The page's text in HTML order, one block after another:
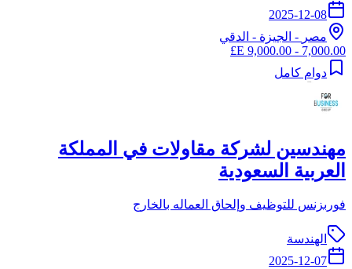
2025-12-08
مصر - الجيزة - الدقي
7,000.00 - 9,000.00 E£
دوام كامل
مهندسين لشركة مقاولات في المملكة
العربية السعودية
فوربزنس للتوظيف وإلحاق العماله بالخارج
الهندسة
2025-12-07